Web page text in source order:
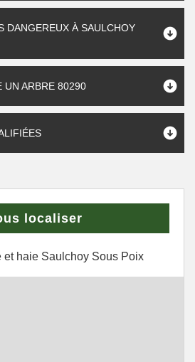
DANGEREUX À SAULCHOY
UN ARBRE 80290
localiser
et haie Saulchoy Sous Poix